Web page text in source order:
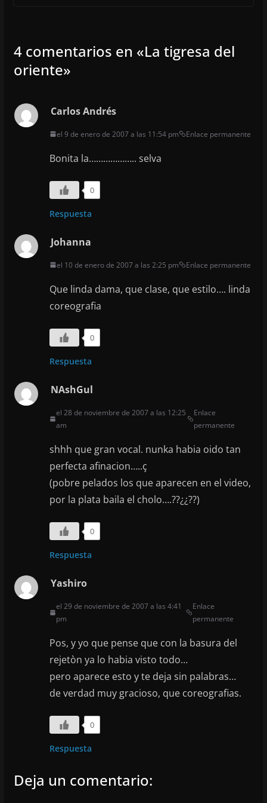
4 comentarios en «La tigresa del
oriente»
Carlos Andrés
el 9 de enero de 2007 a las 11:54 pm Enlace permanente
Bonita la……………….. selva
0
Respuesta
Johanna
el 10 de enero de 2007 a las 2:25 pm Enlace permanente
Que linda dama, que clase, que estilo…. linda
coreografia
0
Respuesta
NAshGul
el 28 de noviembre de 2007 a las 12:25
am
Enlace
permanente
shhh que gran vocal. nunka habia oido tan
perfecta afinacion…..ç
(pobre pelados los que aparecen en el video,
por la plata baila el cholo….??¿¿??)
0
Respuesta
Yashiro
el 29 de noviembre de 2007 a las 4:41
pm
Enlace
permanente
Pos, y yo que pense que con la basura del
rejetòn ya lo habia visto todo…
pero aparece esto y te deja sin palabras…
de verdad muy gracioso, que coreografias.
0
Respuesta
Deja un comentario: